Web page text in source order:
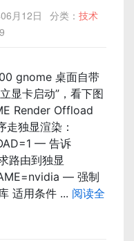
月12日 分类： 技术
gnome 桌面自带
显卡启动”，看下图
Render Offload
独显渲染：
— 告诉
路由到独显
— 强制
适用条件 ... 阅读全